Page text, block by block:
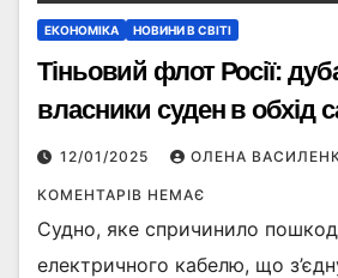
ЕКОНОМІКА НОВИНИ В СВІТІ
Тіньовий флот Росії:
власники суден в обхід
12/01/2025 ОЛЕНА
КОМЕНТАРІВ НЕМАЄ
Судно, яке спричинило
електричного кабелю, що